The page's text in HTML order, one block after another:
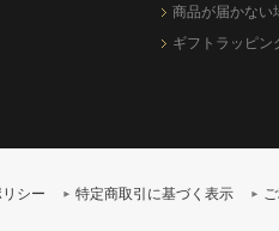
商品が届かない
ギフトラッピン
シー 特定商取引に基づく表示